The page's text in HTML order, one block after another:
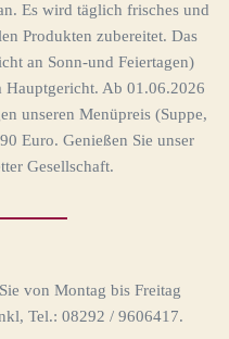
Es wird täglich frisches und
Produkten zubereitet. Das
an Sonn-und Feiertagen)
Hauptgericht. Ab 01.06.2026
unseren Menüpreis (Suppe,
Euro. Genießen Sie unser
Gesellschaft.
von Montag bis Freitag
Tel.: 08292 / 9606417.